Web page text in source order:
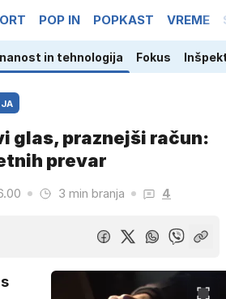
POP IN POPKAST VREME
in tehnologija Fokus
glas, praznejši račun:
prevar
3 min branja 4